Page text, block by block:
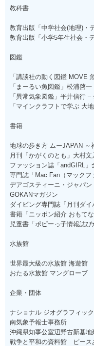
教科書
教育出版「中学社会(地理)・
教育出版「小学5年生社会・
図鑑
「講談社の動く図鑑 MOVE
「まーるい魚図鑑」松浦啓一
「異常気象図鑑」平井信行 –
「マインクラフトで学ぶ 大
書籍
地球の歩き方 ムーJAPAN ～
月刊「かがくのとも」大村文
ファッション誌「andGIRL」
専門誌「Mac Fan（マックフ
デアゴスティーニ・ジャパン
GOKANマガジン
ダイビング専門誌「月刊ダイ
書籍「ニッポン紹介 おもてな
児童書「ポピーっ子情報誌ぴ
水族館
世界最大級の水族館 海遊館
おたる水族館 マングローブ
企業・団体
ナショナル ジオグラフィック
南気象予報士事務所
沖縄県知事公室辺野古新基地
戦争と平和の資料館 ピース